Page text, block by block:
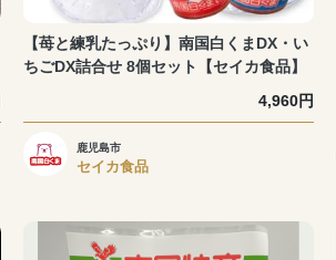
【苺と練乳たっぷり】南国白くまDX・い
ちごDX詰合せ 8個セット【セイカ食品】
4,960円
鹿児島市
セイカ食品